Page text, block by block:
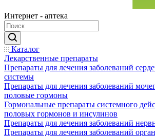
Интернет - аптека
Каталог
Лекарственные препараты
Препараты для лечения заболеваний
системы
Препараты для лечения заболеваний
половые гормоны
Гормональные препараты системного
половых гормонов и инсулинов
Препараты для лечения заболеваний
Препараты для лечения заболеваний